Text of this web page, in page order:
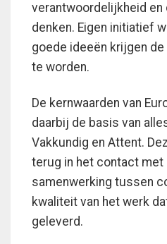
verantwoordelijkheid
denken. Eigen initiatief
goede ideeën krijgen
te worden.
De kernwaarden van
daarbij de basis van
Vakkundig en Attent.
terug in het contact met
samenwerking tussen
kwaliteit van het werk
geleverd.